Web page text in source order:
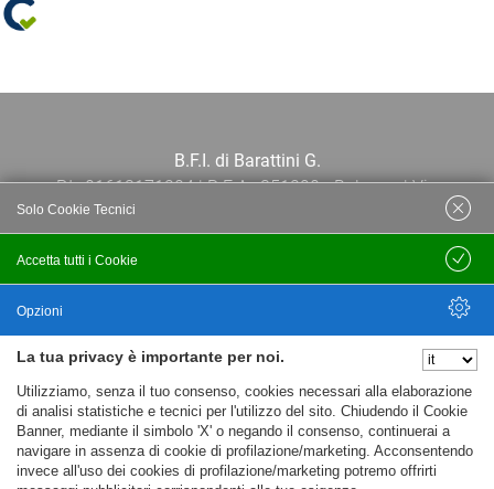
B.F.I. di Barattini G.
P.I.: 01613171204 | R.E.A.: 351290 - Bologna | Via
Po 13E, 40139, Bologna | Telefono: 051
444638 | Email: bfi@bfi.bo.it
Privacy policy
Cookie policy
La tua privacy è importante per noi.
Utilizziamo, senza il tuo consenso, cookies necessari alla elaborazione
di analisi statistiche e tecnici per l'utilizzo del sito. Chiudendo il Cookie
Banner, mediante il simbolo 'X' o negando il consenso, continuerai a
navigare in assenza di cookie di profilazione/marketing. Acconsentendo
invece all'uso dei cookies di profilazione/marketing potremo offrirti
Accetta tutti i Cookie
Solo Cookie Tecnici
Salva
Opzioni
Nascondi Opzioni